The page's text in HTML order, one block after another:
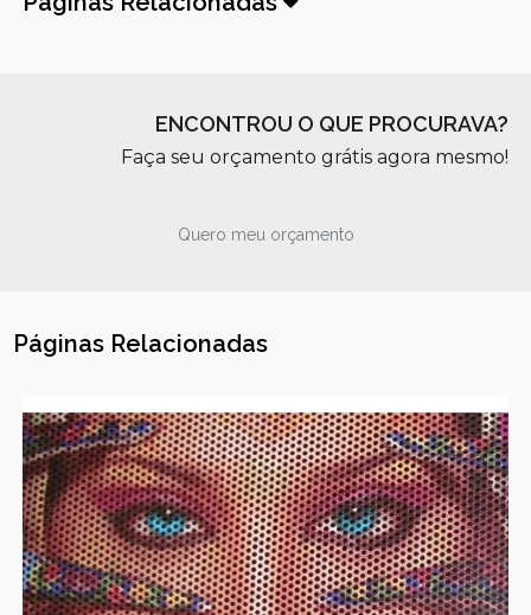
ENCONTROU O QUE PROCURAVA?
Faça seu orçamento grátis agora mesmo!
Quero meu orçamento
Páginas Relacionadas